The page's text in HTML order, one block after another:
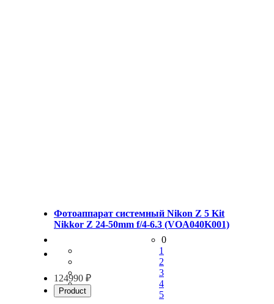
Фотоаппарат системный Nikon Z 5 Kit
Nikkor Z 24-50mm f/4-6.3 (VOA040K001)
0
1
2
3
4
5
124990 ₽
Product